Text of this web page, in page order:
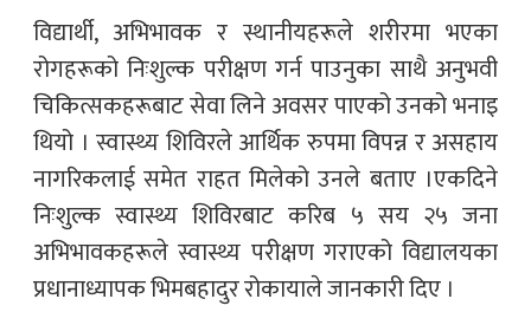
विद्यार्थी, अभिभावक र स्थानीयहरूले शरीरमा भएका
रोगहरूको निःशुल्क परीक्षण गर्न पाउनुका साथै अनुभवी
चिकित्सकहरूबाट सेवा लिने अवसर पाएको उनको भनाइ
थियो । स्वास्थ्य शिविरले आर्थिक रुपमा विपन्न र असहाय
नागरिकलाई समेत राहत मिलेको उनले बताए ।एकदिने
निःशुल्क स्वास्थ्य शिविरबाट करिब ५ सय २५ जना
अभिभावकहरूले स्वास्थ्य परीक्षण गराएको विद्यालयका
प्रधानाध्यापक भिमबहादुर रोकायाले जानकारी दिए ।